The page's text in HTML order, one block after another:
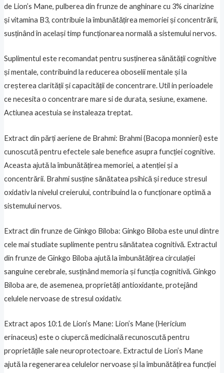
de Lion’s Mane, pulberea din frunze de anghinare cu 3% cinarizine
și vitamina B3, contribuie la îmbunătățirea memoriei și concentrării,
susținând în același timp funcționarea normală a sistemului nervos.
Suplimentul este recomandat pentru susținerea sănătății cognitive
și mentale, contribuind la reducerea oboselii mentale și la
creșterea clarității și capacității de concentrare. Util in perioadele
ce necesita o concentrare mare si de durata, sesiune, examene.
Actiunea acestuia se instaleaza treptat.
Extract din părți aeriene de Brahmi: Brahmi (Bacopa monnieri) este
cunoscută pentru efectele sale benefice asupra funcției cognitive.
Aceasta ajută la îmbunătățirea memoriei, a atenției și a
concentrării. Brahmi susține sănătatea psihică și reduce stresul
oxidativ la nivelul creierului, contribuind la o funcționare optimă a
sistemului nervos.
Extract din frunze de Ginkgo Biloba: Ginkgo Biloba este unul dintre
cele mai studiate suplimente pentru sănătatea cognitivă. Extractul
din frunze de Ginkgo Biloba ajută la îmbunătățirea circulației
sanguine cerebrale, susținând memoria și funcția cognitivă. Ginkgo
Biloba are, de asemenea, proprietăți antioxidante, protejând
celulele nervoase de stresul oxidativ.
Extract apos 10:1 de Lion’s Mane: Lion’s Mane (Hericium
erinaceus) este o ciupercă medicinală recunoscută pentru
proprietățile sale neuroprotectoare. Extractul de Lion’s Mane
ajută la regenerarea celulelor nervoase și la îmbunătățirea funcției